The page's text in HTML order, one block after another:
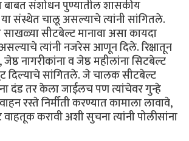
बाबत संशोधन पुण्यातील शासकीय
संस्थेत चालू असल्याचे त्यांनी सांगितले.
साखळ्या सीटबेल्ट मानावा असा कायदा
त्यांनी नजरेस आणून दिले. रिक्षातून
नागरीकांना व जेष्ठ महीलांना सिटबेल्ट
दिल्याचे सांगितले. जे चालक सीटबेल्ट
दंड तर केला जाईलच पण त्यांचेवर गुन्हे
रस्ते निर्मीती करण्यात कामाला लावावे,
वाहतूक करावी अशी सुचना त्यांनी पोलीसांना